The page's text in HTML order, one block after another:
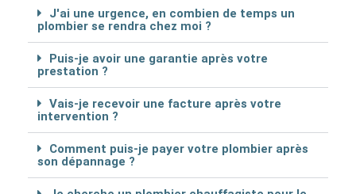
J'ai une urgence, en combien de temps un
plombier se rendra chez moi ?
Puis-je avoir une garantie après votre
prestation ?
Vais-je recevoir une facture après votre
intervention ?
Comment puis-je payer votre plombier après
son dépannage ?